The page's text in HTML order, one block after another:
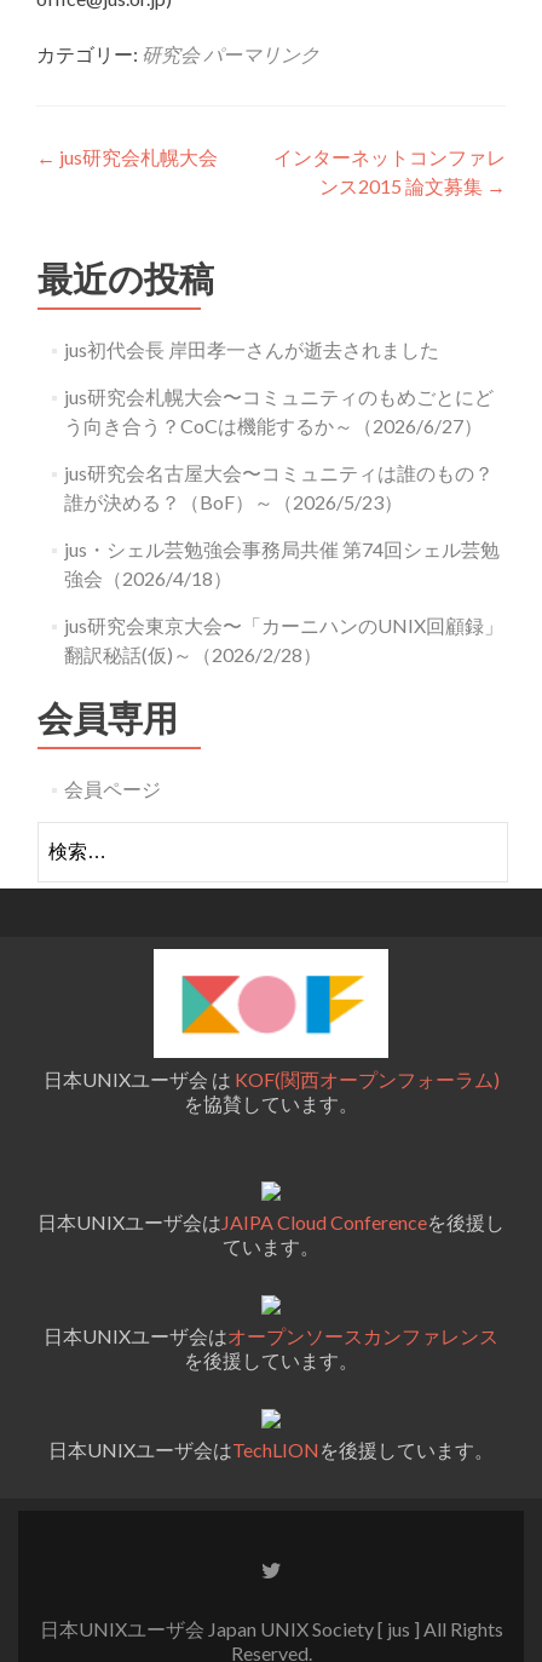
カテゴリー: 研究会 パーマリンク
投
ビ
ゲ
ー
シ
ョ
ン
← jus研究会札幌大会
インターネットコンファレ
ンス2015 論文募集 →
最近の投稿
jus初代会長 岸田孝一さんが逝去されました
jus研究会札幌大会〜コミュニティのもめごとにど
う向き合う？CoCは機能するか～（2026/6/27）
jus研究会名古屋大会〜コミュニティは誰のもの？
誰が決める？（BoF）～（2026/5/23）
jus・シェル芸勉強会事務局共催 第74回シェル芸勉
強会（2026/4/18）
jus研究会東京大会〜「カーニハンのUNIX回顧録」
翻訳秘話(仮)～（2026/2/28）
会員専用
会員ページ
索:
日本UNIXユーザ会 は KOF(関西オープンフォーラム)
を協賛しています。
日本UNIXユーザ会はJAIPA Cloud Conferenceを後援し
ています。
日本UNIXユーザ会はオープンソースカンファレンス
を後援しています。
日本UNIXユーザ会はTechLIONを後援しています。
Go
日本UNIXユーザ会 Japan UNIX Society [ jus ] All Rights
Reserved.